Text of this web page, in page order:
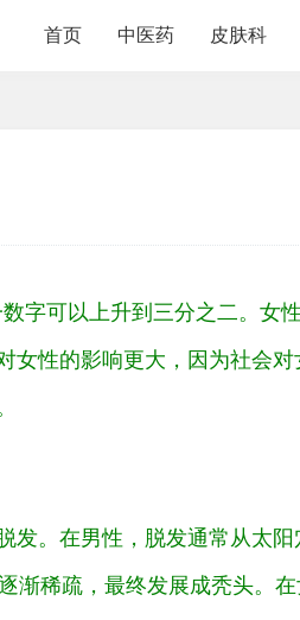
首页 中医药 皮肤科
字可以上升到三分之二。女
女性的影响更大，因为社会对
发。在男性，脱发通常从太阳
渐稀疏，最终发展成秃头。